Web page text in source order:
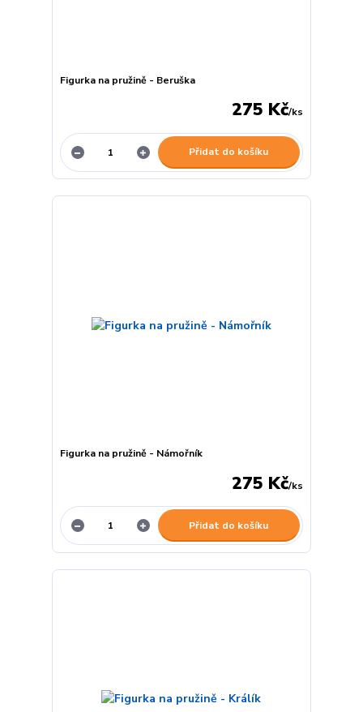
Figurka na pružině - Beruška
275 Kč/ks
Přidat do košíku
Figurka na pružině - Námořník
275 Kč/ks
Přidat do košíku